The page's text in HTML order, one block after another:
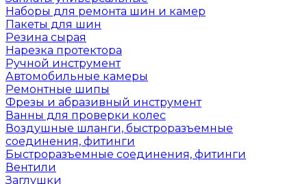
Наборы для ремонта шин и камер
Пакеты для шин
Резина сырая
Нарезка протектора
Ручной инструмент
Автомобильные камеры
Ремонтные шипы
Фрезы и абразивный инструмент
Ванны для проверки колес
Воздушные шланги, быстроразъемные
соединения, фитинги
Быстроразъемные соединения, фитинги
Вентили
Заглушки